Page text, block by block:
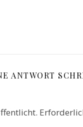
ANTWORT